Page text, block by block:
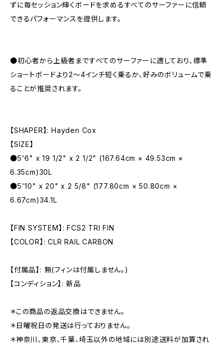
ずに毎セッション輝くボードを求めるすべてのサーファーに信頼
できるパフォーマンスを提供します。
●初心者から上級者まですべてのサーファーに適しており、標準
ショートボードより2〜4インチ短く乗るか、好みのボリュームで乗
ることが推奨されます。
【SHAPER】: Hayden Cox
【SIZE】
●5'6" x 19 1/2" x 2 1/2" (167.64cm × 49.53cm ×
6.35cm)30L
●5'10" x 20" x 2 5/8" (177.80cm × 50.80cm ×
6.67cm)34.1L
【FIN SYSTEM】: FCS2 TRI FIN
【COLOR】: CLR RAIL CARBON
【付属品】: 無(フィンは付属しません。)
【コンディション】: 新品
＊この商品の返品交換はできません。
＊日曜祝日の発送は行っておりません。
＊神奈川、東京、千葉、埼玉以外の地域には別途送料が加算され